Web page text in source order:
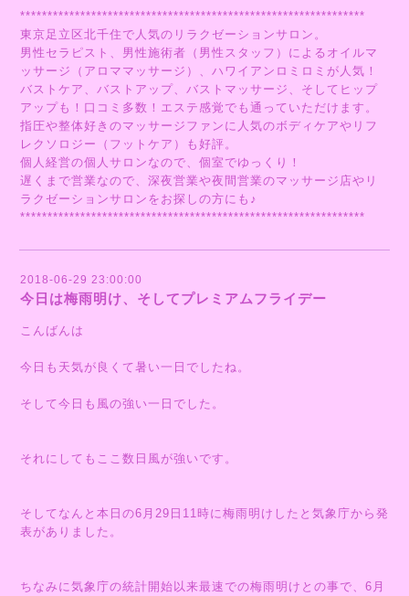
***************************************************************
東京足立区北千住で人気のリラクゼーションサロン。
男性セラピスト、男性施術者（男性スタッフ）によるオイルマ
ッサージ（アロママッサージ）、ハワイアンロミロミが人気！
バストケア、バストアップ、バストマッサージ、そしてヒップ
アップも！口コミ多数！エステ感覚でも通っていただけます。
指圧や整体好きのマッサージファンに人気のボディケアやリフ
レクソロジー（フットケア）も好評。
個人経営の個人サロンなので、個室でゆっくり！
遅くまで営業なので、深夜営業や夜間営業のマッサージ店やリ
ラクゼーションサロンをお探しの方にも♪
***************************************************************
2018-06-29 23:00:00
今日は梅雨明け、そしてプレミアムフライデー
こんばんは
今日も天気が良くて暑い一日でしたね。
そして今日も風の強い一日でした。
それにしてもここ数日風が強いです。
そしてなんと本日の6月29日11時に梅雨明けしたと気象庁から発
表がありました。
ちなみに気象庁の統計開始以来最速での梅雨明けとの事で、6月